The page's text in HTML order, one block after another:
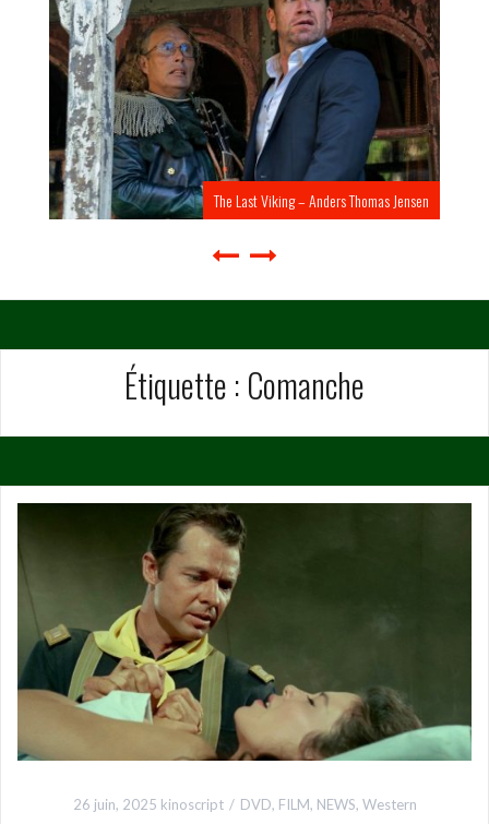
The Last Viking – Anders Thomas Jensen
Étiquette : Comanche
26 juin, 2025 kinoscript DVD, FILM, NEWS, Western